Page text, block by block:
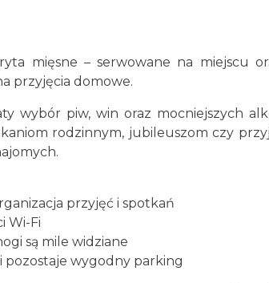
mięsne – serwowane na miejscu
przyjęcia domowe.
wybór piw, win oraz mocniejszych
rodzinnym, jubileuszom czy
przyjęć i spotkań
Wi-Fi
są mile widziane
pozostaje wygodny parking